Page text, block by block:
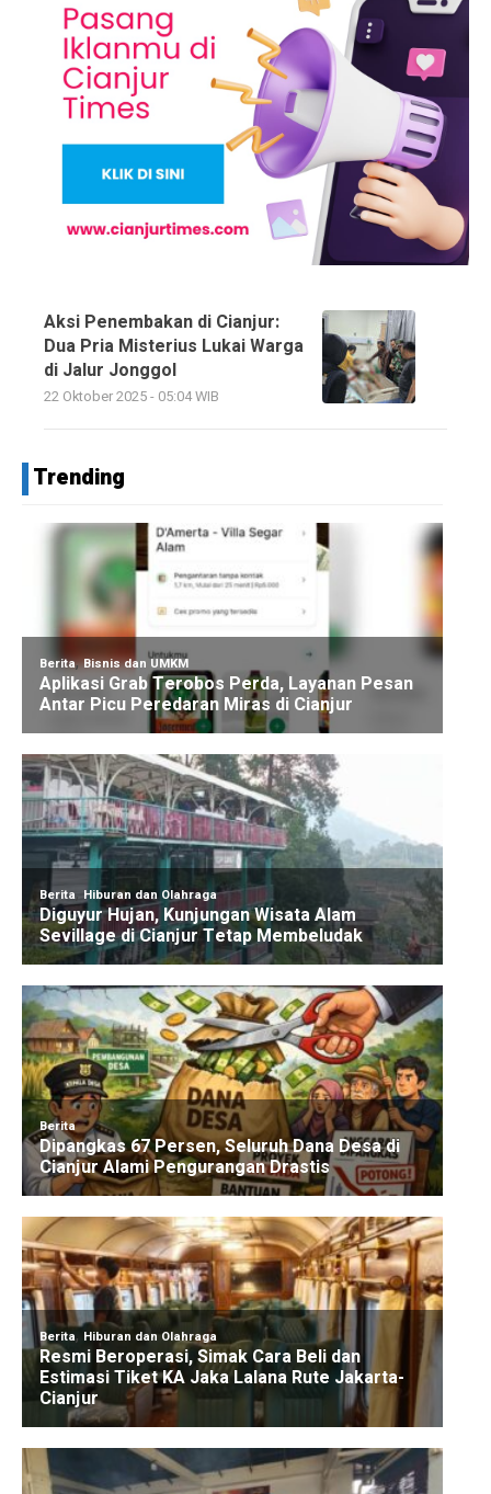
Aksi Penembakan di Cianjur:
Dua Pria Misterius Lukai Warga
di Jalur Jonggol
22 Oktober 2025 - 05:04 WIB
Trending